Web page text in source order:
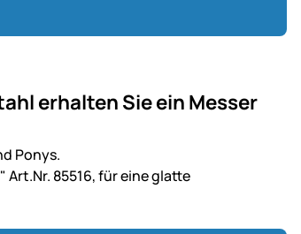
erhalten Sie ein Messer
Ponys.
85516, für eine glatte